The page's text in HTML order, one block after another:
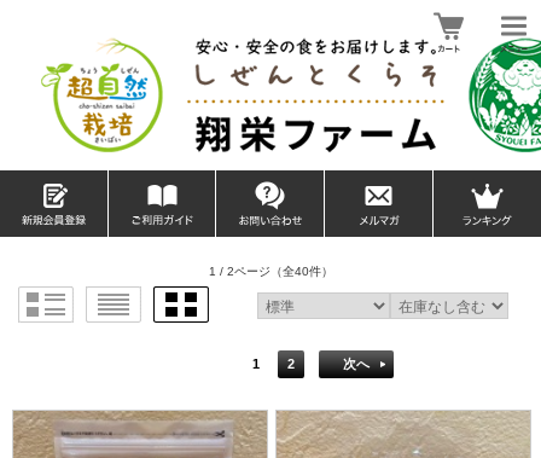
1 / 2ページ （全40件）
1 2 次へ